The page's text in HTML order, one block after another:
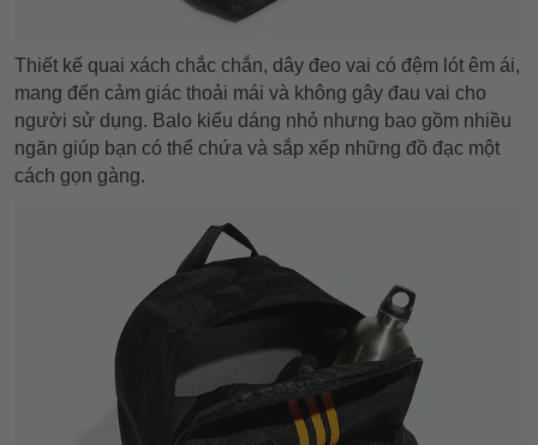
Thiết kế quai xách chắc chắn, dây đeo vai có đệm lót êm ái,
mang đến cảm giác thoải mái và không gây đau vai cho
người sử dụng. Balo kiểu dáng nhỏ nhưng bao gồm nhiều
ngăn giúp bạn có thể chứa và sắp xếp những đồ đạc một
cách gọn gàng.